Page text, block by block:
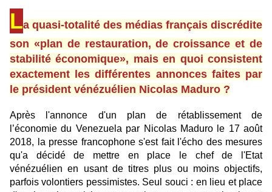
La quasi-totalité des médias français discrédite
son «plan de restauration, de croissance et de
stabilité économique», mais en quoi consistent
exactement les différentes annonces faites par
le président vénézuélien Nicolas Maduro ?
Après l'annonce d'un plan de rétablissement de
l’économie du Venezuela par Nicolas Maduro le 17 août
2018, la presse francophone s'est fait l'écho des mesures
qu'a décidé de mettre en place le chef de l'Etat
vénézuélien en usant de titres plus ou moins objectifs,
parfois volontiers pessimistes. Seul souci : en lieu et place